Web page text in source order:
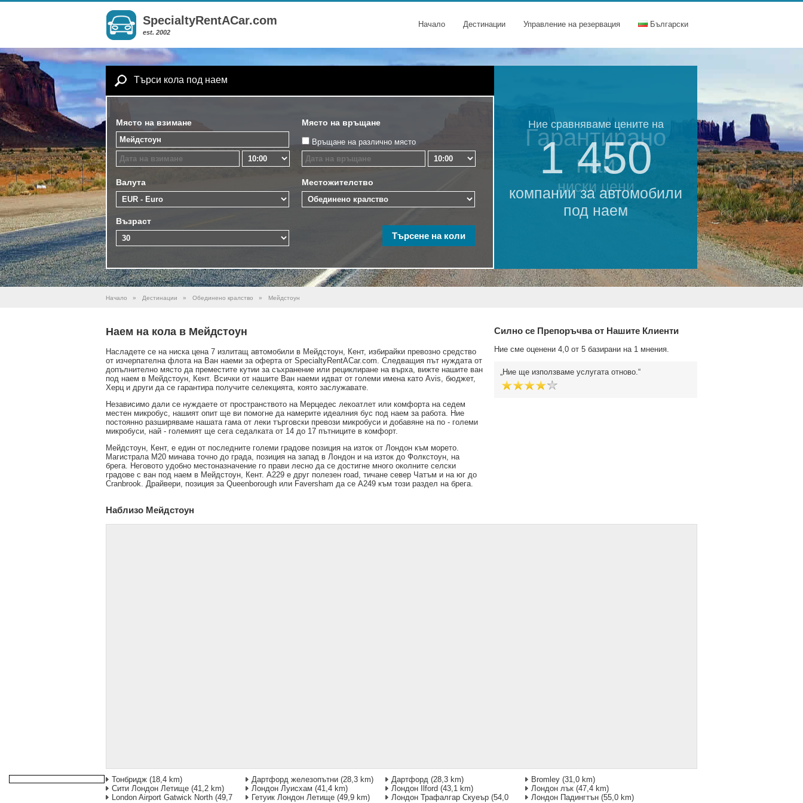
SpecialtyRentACar.com
est. 2002
Начало Дестинации Управление на резервация Български
Търси кола под наем
Място на взимане Място на връщане
Връщане на различно място
Валута Местожителство
Възраст
Ние сравняваме цените на
1 450
компании за автомобили
под наем
Гарантирано
най
ниски цени
Начало » Дестинации » Обединено кралство » Мейдстоун
Наем на кола в Мейдстоун
Насладете се на ниска цена 7 излитащ автомобили в Мейдстоун, Кент, избирайки превозно средство
от изчерпателна флота на Ван наеми за оферта от SpecialtyRentACar.com. Следващия път нуждата от
допълнително място да преместите кутии за съхранение или рециклиране на върха, вижте нашите ван
под наем в Мейдстоун, Кент. Всички от нашите Ван наеми идват от големи имена като Avis, бюджет,
Херц и други да се гарантира получите селекцията, която заслужавате.
Независимо дали се нуждаете от пространството на Мерцедес лекоатлет или комфорта на седем
местен микробус, нашият опит ще ви помогне да намерите идеалния бус под наем за работа. Ние
постоянно разширяваме нашата гама от леки търговски превози микробуси и добавяне на по - големи
микробуси, най - големият ще сега седалката от 14 до 17 пътниците в комфорт.
Мейдстоун, Кент, е един от последните големи градове позиция на изток от Лондон към морето.
Магистрала M20 минава точно до града, позиция на запад в Лондон и на изток до Фолкстоун, на
брега. Неговото удобно местоназначение го прави лесно да се достигне много околните селски
градове с ван под наем в Мейдстоун, Кент. A229 е друг полезен road, тичане север Чатъм и на юг до
Cranbrook. Драйвери, позиция за Queenborough или Faversham да се A249 към този раздел на брега.
Силно се Препоръчва от Нашите Клиенти
Ние сме оценени 4,0 от 5 базирани на 1 мнения.
Ние ще използваме услугата отново.
Наблизо Мейдстоун
Тонбридж (18,4 km) Дартфорд железопътни (28,3 km) Дартфорд (28,3 km) Bromley (31,0 km)
Сити Лондон Летище (41,2 km) Лондон Луисхам (41,4 km) Лондон Ilford (43,1 km) Лондон лък (47,4 km)
London Airport Gatwick North (49,7
Гетуик Лондон Летище (49,9 km) Лондон Трафалгар Скуеър (54,0
Лондон Падингтън (55,0 km)